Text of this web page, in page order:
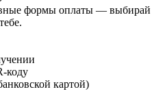
формы оплаты — выбирай
коду
картой)